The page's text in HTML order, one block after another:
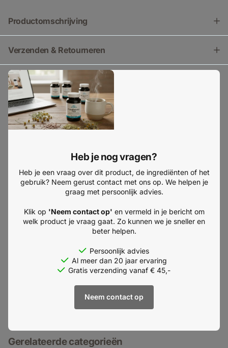
Productomschrijving
Verzenden & Retourneren
Heb je nog vragen?
Heb je een vraag over dit product, de ingrediënten of het
gebruik? Neem gerust contact met ons op. We helpen je
graag met persoonlijk advies.
Klik op 'Neem contact op' en vermeld in je bericht om
welk product je vraag gaat. Zo kunnen we je sneller en
beter helpen.
Persoonlijk advies
Al meer dan 20 jaar ervaring
Gratis verzending vanaf € 45,-
Neem contact op
Gerelateerde categorieën